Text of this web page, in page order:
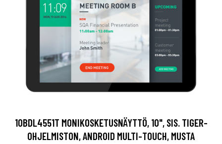
10BDL4551T MONIKOSKETUSNÄYTTÖ, 10", SIS. TIGER-
OHJELMISTON, ANDROID MULTI-TOUCH, MUSTA